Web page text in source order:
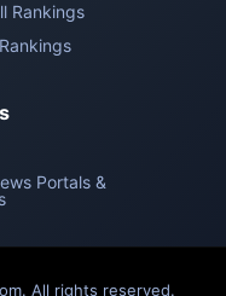
Rankings
Portals &
All rights reserved.